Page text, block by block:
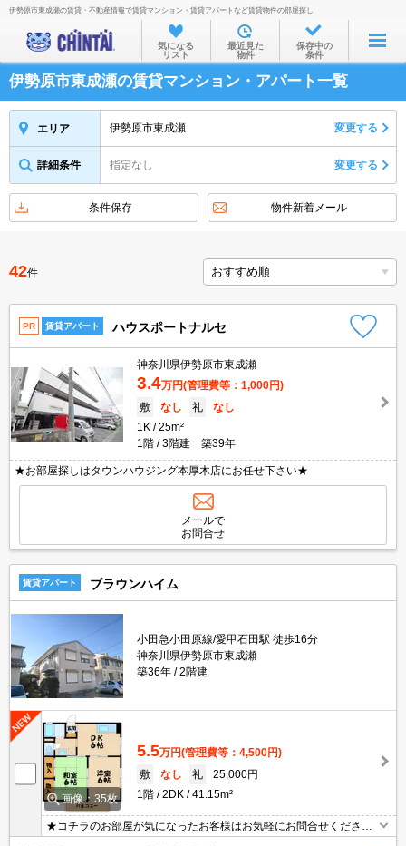
お部屋を探す
沿線・駅から
住所から
物件特集から
不動産会社から
TOP
伊勢原市東成瀬の賃貸・不動産情報で賃貸マンション・賃貸アパートなど賃貸物件の部屋探し
気になる
リスト
最近見た
物件
保存中の
条件
伊勢原市東成瀬の賃貸マンション・アパート一覧
エリア 伊勢原市東成瀬 変更する
詳細条件 指定なし 変更する
条件保存 物件新着メール
42件
PR 賃貸アパート ハウスポートナルセ
神奈川県伊勢原市東成瀬
3.4万円(管理費等：1,000円)
敷
なし 礼
なし
1K
25m²
1階
3階建 築39年
★お部屋探しはタウンハウジング本厚木店にお任せ下さい★
メールで
お問合せ
賃貸アパート ブラウンハイム
小田急小田原線/愛甲石田駅 徒歩16分
神奈川県伊勢原市東成瀬
築36年
2階建
画像：35枚
5.5万円(管理費等：4,500円)
敷
なし 礼
25,000円
1階
2DK 41.15m²
★コチラのお部屋が気になったお客様はお気軽にお問合せください
ませ★専門スタッフが詳細情報をご案内させていただきます！もち